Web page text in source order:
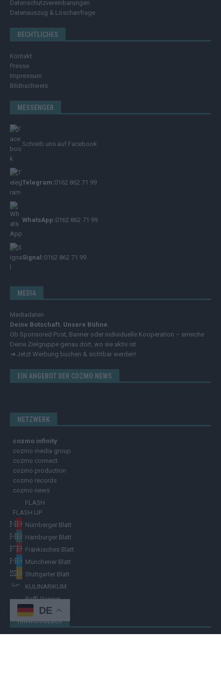
Datenschutzvereinbarungen
Datenauszug & Löschanfrage
RECHTLICHES
Kontakt
Presse
Impressum
Bildnachweis
MESSENGER
Schreib uns auf Facebook
Telegram:0162 862 71 99
WhatsApp:0162 862 71 99
Signal:0162 862 71 99
MEDIA
Mediadaten
Deine Botschaft. Unsere Bühne.
Ob Sponsored Post, Banner oder individuelle Kooperation – erreiche
Deine Zielgruppe genau dort, wo sie aktiv ist.
➔ Jetzt Werbung buchen & sichtbar werden!
EIN ANGEBOT DER COZMO NEWS
NETZWERK
cozmo infinity
cozmo media group
cozmo connect
cozmo production
cozmo records
cozmo news
FLASH
FLASH UP
Nürnberger Blatt
Hamburger Blatt
Fränkisches Blatt
Münchener Blatt
Stuttgarter Blatt
KULINARIKUM.
Raffi Gasser
HINWEISGEBER
DE